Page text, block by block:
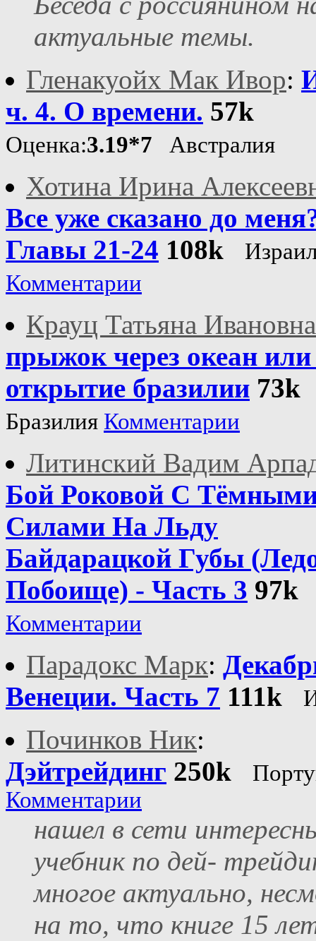
актуальные темы.
Гленакуойх Мак Ивор:
ч. 4. О времени. 57k
Оценка:3.19*7 Австралия
Хотина Ирина
Все уже сказано до
Главы 21-24 108k
Комментарии
Крауц Татьяна Ивановна
прыжок через океан
открытие бразилии 73k
Бразилия Комментарии
Литинский Вадим
Бой Роковой С
Силами На Льду
Байдарацкой Губы
Побоище) - Часть 3 97k
Комментарии
Парадокс Марк:
Венеции. Часть 7 111k
Починков Ник:
Дэйтрейдинг 250k
Комментарии
нашел в сети
учебник по дей-
многое актуально,
на то, что книге 15